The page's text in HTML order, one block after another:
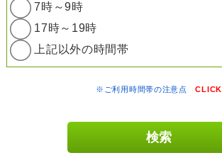
7時～9時
17時～19時
上記以外の時間帯
※ご利用時間帯の注意点CLICK